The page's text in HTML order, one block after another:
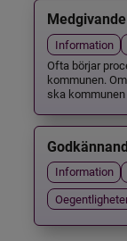
Information
Ofta börjar
kommunen.
ska
Information